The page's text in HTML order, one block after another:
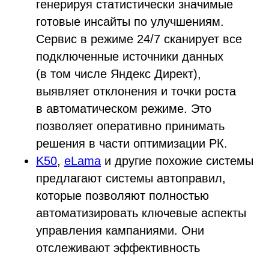
генерируя статистически значимые
готовые инсайты по улучшениям.
Сервис в режиме 24/7 сканирует все
подключенные источники данных
(в том числе Яндекс Директ),
выявляет отклонения и точки роста
в автоматическом режиме. Это
позволяет оперативно принимать
решения в части оптимизации РК.
K50, eLama и другие похожие системы
предлагают системы автоправил,
которые позволяют полностью
автоматизировать ключевые аспекты
управления кампаниями. Они
отслеживают эффективность